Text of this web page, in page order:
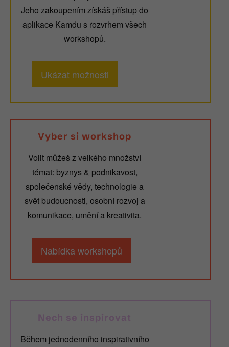
Jeho zakoupením získáš přístup do
aplikace Kamdu s rozvrhem všech
workshopů.
Ukázat možnosti
Vyber si workshop
Volit můžeš z velkého množství
témat: byznys & podnikavost,
společenské vědy, technologie a
svět budoucnosti, osobní rozvoj a
komunikace, umění a kreativita.
Nabídka workshopů
Nech se inspirovat
Během jednodenního inspirativního